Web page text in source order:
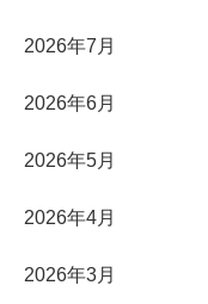
2026年7月
2026年6月
2026年5月
2026年4月
2026年3月